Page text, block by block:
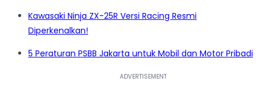
Kawasaki Ninja ZX-25R Versi Racing Resmi
Diperkenalkan!
5 Peraturan PSBB Jakarta untuk Mobil dan Motor Pribadi